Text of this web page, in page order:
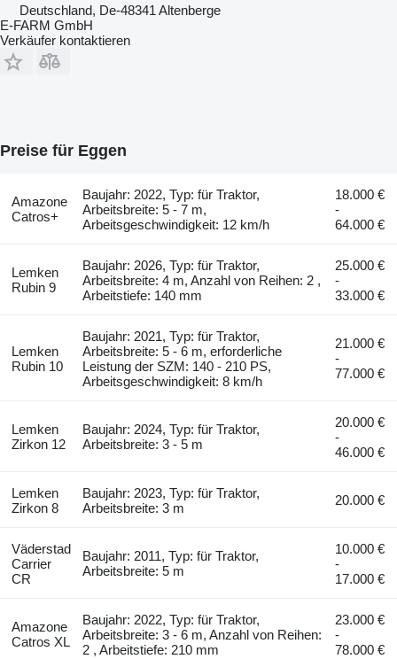
Deutschland, De-48341 Altenberge
E-FARM GmbH
Verkäufer kontaktieren
Preise für Eggen
Amazone
Catros+
Baujahr: 2022, Typ: für Traktor,
Arbeitsbreite: 5 - 7 m,
Arbeitsgeschwindigkeit: 12 km/h
18.000 €
-
64.000 €
Lemken
Rubin 9
Baujahr: 2026, Typ: für Traktor,
Arbeitsbreite: 4 m, Anzahl von Reihen: 2 ,
Arbeitstiefe: 140 mm
25.000 €
-
33.000 €
Lemken
Rubin 10
Baujahr: 2021, Typ: für Traktor,
Arbeitsbreite: 5 - 6 m, erforderliche
Leistung der SZM: 140 - 210 PS,
Arbeitsgeschwindigkeit: 8 km/h
21.000 €
-
77.000 €
Lemken
Zirkon 12
Baujahr: 2024, Typ: für Traktor,
Arbeitsbreite: 3 - 5 m
20.000 €
-
46.000 €
Lemken
Zirkon 8
Baujahr: 2023, Typ: für Traktor,
Arbeitsbreite: 3 m
20.000 €
Väderstad
Carrier
CR
Baujahr: 2011, Typ: für Traktor,
Arbeitsbreite: 5 m
10.000 €
-
17.000 €
Amazone
Catros XL
Baujahr: 2022, Typ: für Traktor,
Arbeitsbreite: 3 - 6 m, Anzahl von Reihen:
2 , Arbeitstiefe: 210 mm
23.000 €
-
78.000 €